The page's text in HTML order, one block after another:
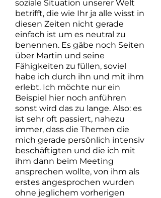
soziale Situation unserer Welt
betrifft, die wie Ihr ja alle wisst in
diesen Zeiten nicht gerade
einfach ist um es neutral zu
benennen. Es gäbe noch Seiten
über Martin und seine
Fähigkeiten zu füllen, soviel
habe ich durch ihn und mit ihm
erlebt. Ich möchte nur ein
Beispiel hier noch anführen
sonst wird das zu lange. Also: es
ist sehr oft passiert, nahezu
immer, dass die Themen die
mich gerade persönlich intensiv
beschäftigten und die ich mit
ihm dann beim Meeting
ansprechen wollte, von ihm als
erstes angesprochen wurden
ohne jeglichem vorherigen